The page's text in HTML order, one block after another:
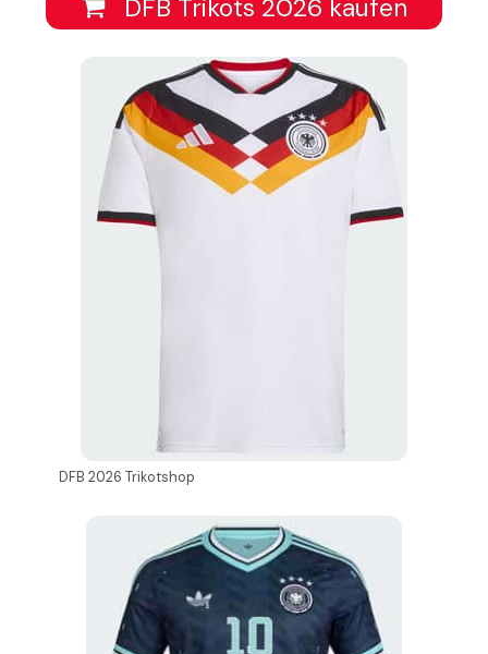
DFB Trikots 2026 kaufen
DFB 2026 Trikotshop